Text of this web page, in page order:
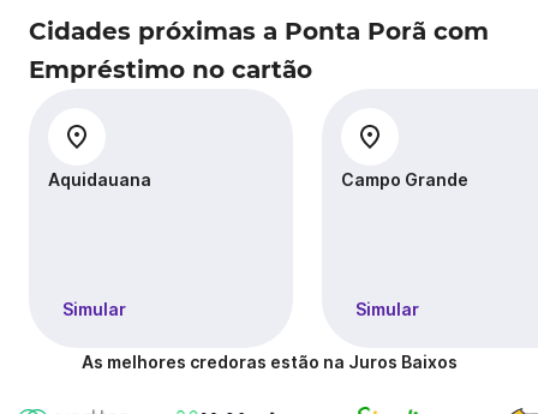
Cidades próximas a Ponta Porã com
Empréstimo no cartão
Aquidauana
Simular
Campo Grande
Simular
As melhores credoras estão na Juros Baixos